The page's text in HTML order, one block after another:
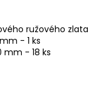
ružového zlata
- 1 ks
mm - 18 ks